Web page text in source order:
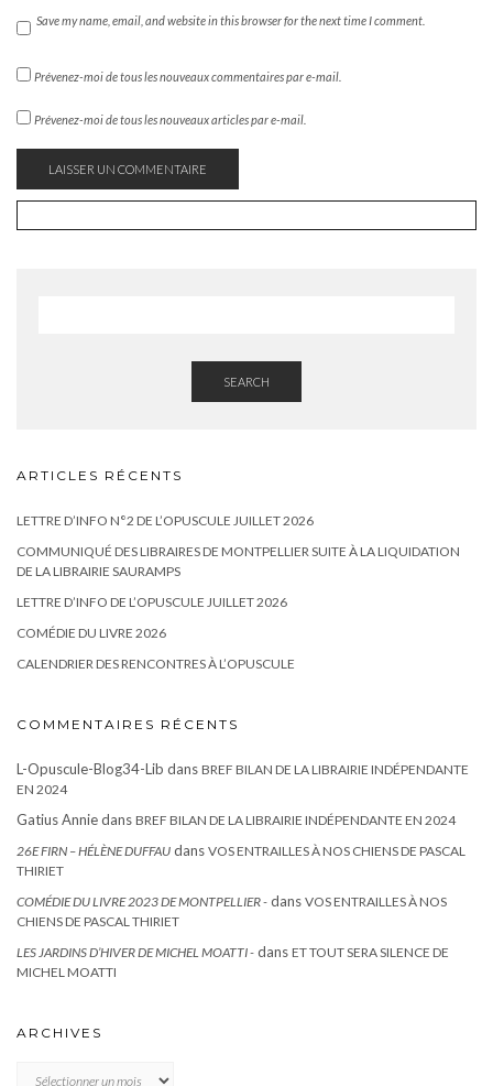
Save my name, email, and website in this browser for the next time I comment.
Prévenez-moi de tous les nouveaux commentaires par e-mail.
Prévenez-moi de tous les nouveaux articles par e-mail.
SEARCH
ARTICLES RÉCENTS
LETTRE D’INFO N°2 DE L’OPUSCULE JUILLET 2026
COMMUNIQUÉ DES LIBRAIRES DE MONTPELLIER SUITE À LA LIQUIDATION
DE LA LIBRAIRIE SAURAMPS
LETTRE D’INFO DE L’OPUSCULE JUILLET 2026
COMÉDIE DU LIVRE 2026
CALENDRIER DES RENCONTRES À L’OPUSCULE
COMMENTAIRES RÉCENTS
L-Opuscule-Blog34-Lib dans BREF BILAN DE LA LIBRAIRIE INDÉPENDANTE
EN 2024
Gatius Anniedans BREF BILAN DE LA LIBRAIRIE INDÉPENDANTE EN 2024
26E FIRN – HÉLÈNE DUFFAU dans VOS ENTRAILLES À NOS CHIENS DE PASCAL
THIRIET
COMÉDIE DU LIVRE 2023 DE MONTPELLIER - dans VOS ENTRAILLES À NOS
CHIENS DE PASCAL THIRIET
LES JARDINS D’HIVER DE MICHEL MOATTI - dans ET TOUT SERA SILENCE DE
MICHEL MOATTI
ARCHIVES